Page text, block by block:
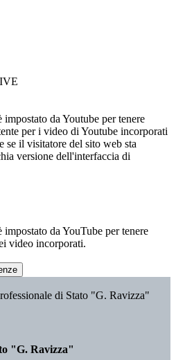
impostato da Youtube per tenere
per i video di Youtube incorporati
se il visitatore del sito web sta
versione dell'interfaccia di
impostato da YouTube per tenere
video incorporati.
di Stato "G. Ravizza"
"G. Ravizza"